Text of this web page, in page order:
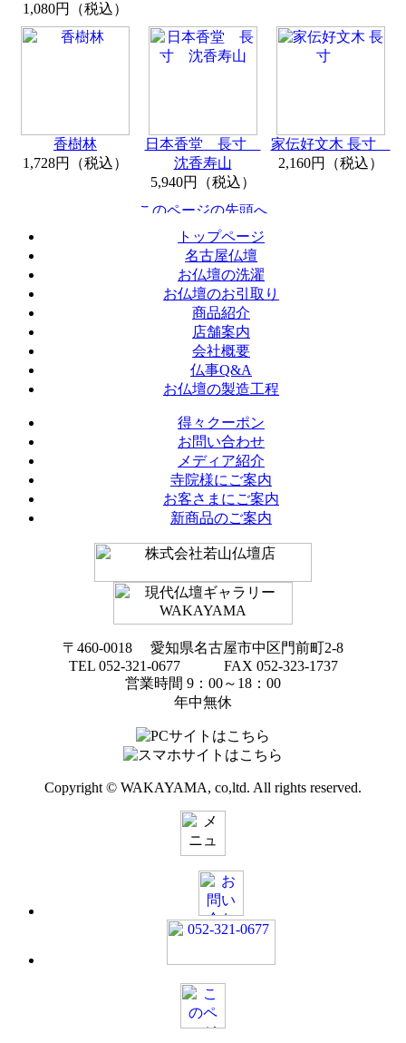
1,080円（税込）
香樹林
1,728円（税込）
日本香堂 長寸
沈香寿山
5,940円（税込）
家伝好文木 長寸
2,160円（税込）
トップページ
名古屋仏壇
お仏壇の洗濯
お仏壇のお引取り
商品紹介
店舗案内
会社概要
仏事Q&A
お仏壇の製造工程
得々クーポン
お問い合わせ
メディア紹介
寺院様にご案内
お客さまにご案内
新商品のご案内
〒460-0018 愛知県名古屋市中区門前町2-8
TEL 052-321-0677 FAX 052-323-1737
営業時間 9：00～18：00
年中無休
Copyright © WAKAYAMA, co,ltd. All rights reserved.